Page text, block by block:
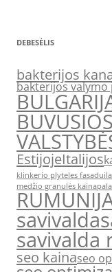
DEBESĖLIS
bakterijos
bakterijos valymo
EstijojeItalijos
klinkerio plyteles fasadui
medžio granulės kaina
savivalda
savivalda
seo kainaseo